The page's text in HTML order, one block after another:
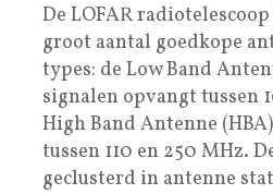
De LOFAR
groot aantal goedkope
types: de Low Band
signalen opvangt tussen
High Band Antenne
tussen 110 en 250 MHz.
geclusterd in antenne